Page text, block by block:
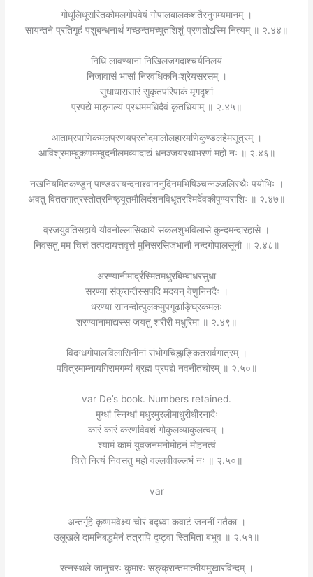
गोधूलिधूसरितकोमलगोपवेषं गोपालबालकशतैरनुगम्यमानम् ।
सायन्तने प्रतिगृहं पशुबन्धनार्थं गच्छन्तमच्युतशिशुं प्रणतोऽस्मि नित्यम् ॥ २.४४॥
निधिं लावण्यानां निखिलजगदाश्चर्यनिलयं
निजावासं भासां निरवधिकनिःश्रेयसरसम् ।
सुधाधारासारं सुकृतपरिपाकं मृगदृशां
प्रपद्ये माङ्गल्यं प्रथममधिदैवं कृतधियाम् ॥ २.४५॥
आताम्रपाणिकमलप्रणयप्रतोदमालोलहारमणिकुण्डलहेमसूत्रम् ।
आविश्रमाम्बुकणमम्बुदनीलमव्यादाद्यं धनञ्जयरथाभरणं महो नः ॥ २.४६॥
नखनियमितकण्डून् पाण्डवस्यन्दनाश्वाननुदिनमभिषिञ्चन्नञ्जलिस्थैः पयोभिः ।
अवतु विततगात्रस्तोत्रनिष्ठ्यूतमौलिर्दशनविधृतरश्मिर्देवकीपुण्यराशिः ॥ २.४७॥
व्रजयुवतिसहाये यौवनोल्लासिकाये सकलशुभविलासे कुन्दमन्दारहासे ।
निवसतु मम चित्तं तत्पदायत्तवृत्तं मुनिसरसिजभानौ नन्दगोपालसूनौ ॥ २.४८॥
अरण्यानीमार्द्रस्मितमधुरबिम्बाधरसुधा
सरण्या संक्रान्तैस्सपदि मदयन् वेणुनिनदैः ।
धरण्या सानन्दोत्पुलकमुपगूढाङ्घ्रिकमलः
शरण्यानामाद्यस्स जयतु शरीरी मधुरिमा ॥ २.४९॥
विदग्धगोपालविलासिनीनां संभोगचिह्नाङ्कितसर्वगात्रम् ।
पवित्रमाम्नायगिरामगम्यं ब्रह्म प्रपद्ये नवनीतचोरम् ॥ २.५०॥
var De’s book. Numbers retained.
मुग्धां स्निग्धां मधुरमुरलीमाधुरीधीरनादैः
कारं कारं करणविवशं गोकुलव्याकुलत्वम् ।
श्यामं कामं युवजनमनोमोहनं मोहनत्वं
चित्ते नित्यं निवसतु महो वल्लवीवल्लभं नः ॥ २.५०॥
var
अन्तर्गृहे कृष्णमवेक्ष्य चोरं बद्ध्वा कवाटं जननीं गतैका ।
उलूखले दामनिबद्धमेनं तत्रापि दृष्ट्वा स्तिमिता बभूव ॥ २.५१॥
रत्नस्थले जानुचरः कुमारः सङ्क्रान्तमात्मीयमुखारविन्दम् ।